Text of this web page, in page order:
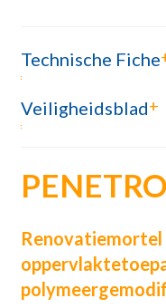
Technische Fiche
Veiligheidsblad+